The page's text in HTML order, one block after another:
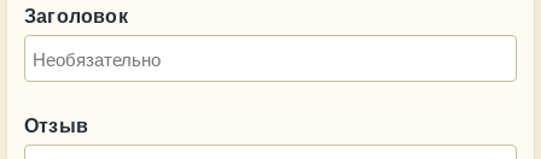
Заголовок
Отзыв